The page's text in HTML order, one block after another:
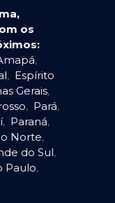
os
,
, Espírito
Gerais,
, Pará,
, Paraná,
Norte,
do Sul,
Paulo,